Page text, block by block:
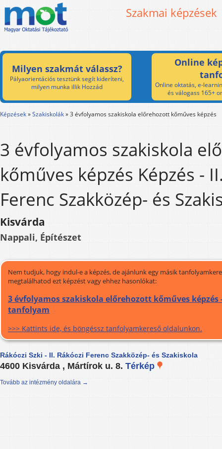
Szakmai képzések
Milyen szakmát válassz?
Pályaorientációs tesztünk segít kideríteni,
milyen munka illik Hozzád
Online
Online oktatás, e-
és válogass 165+
Képzések»Szakiskolák»3 évfolyamos szakiskola előrehozott kőműves képzés
3 évfolyamos szakiskola
kőműves képzés Képzés -
Ferenc Szakközép- és
Kisvárda
Nappali, Építészet
Nem tudjuk, hogy indul-e a képzés, de ajánlunk egy másik
megtalálhatod ezt képzést vagy ehhez hasonlókat:
3 évfolyamos szakiskola előrehozott kőműves képzés
tanfolyam
>>> Kattints ide, és böngéssz tanfolyamkereső oldalunkon.
Rákóczi Szki - II. Rákóczi Ferenc Szakközép- és Szakiskola
4600 Kisvárda , Mártírok u. 8. Térkép
Tovább az intézmény oldalára →